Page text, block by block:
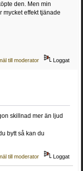
den. Men min
mycket effekt tjänade
till moderator Loggat
skillnad mer än ljud
bytt så kan du
till moderator Loggat